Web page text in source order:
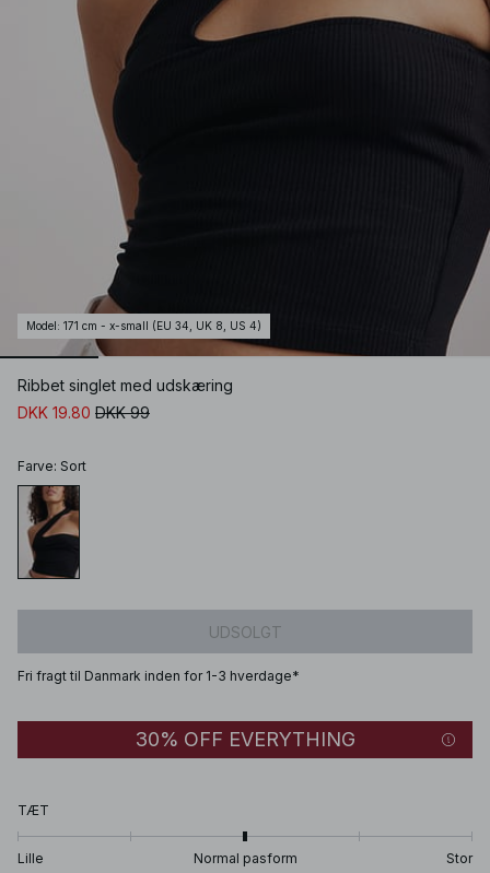
Model : 171 cm - x-small (EU 34, UK 8, US 4)
Ribbet singlet med udskæring
DKK 19.80 DKK 99
Farve: Sort
UDSOLGT
Fri fragt til Danmark inden for 1-3 hverdage*
30% OFF EVERYTHING
TÆT
Lille Normal pasform Stor